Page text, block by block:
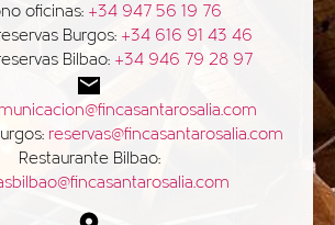
oficinas: +34 947 56 19 76
Burgos: +34 616 91 43 46
Bilbao: +34 946 79 28 97
reservas@fincasantarosalia.com
Restaurante Bilbao: